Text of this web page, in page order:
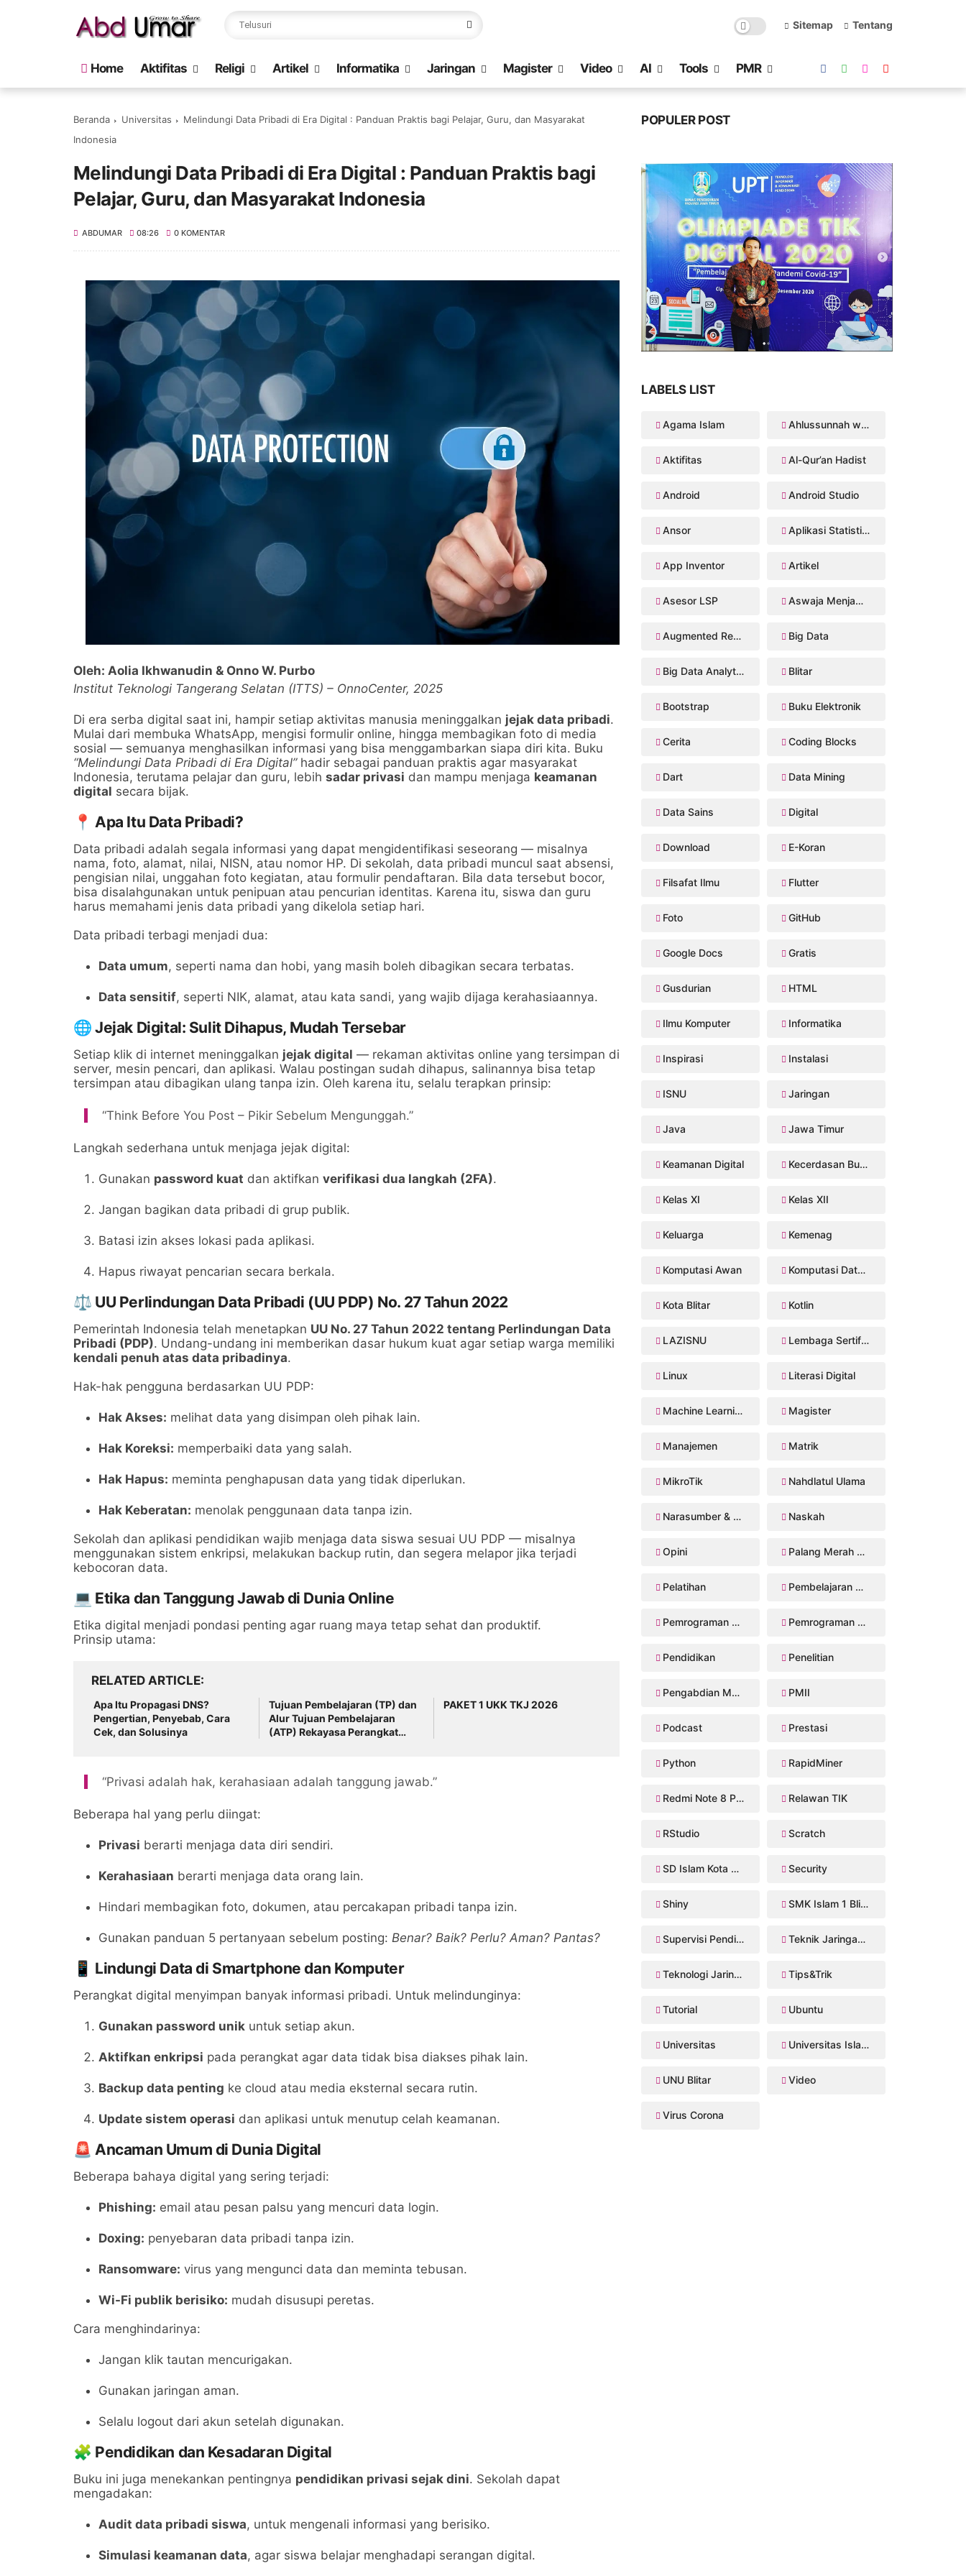
Sitemap Tentang
Home Aktifitas Religi Artikel Informatika Jaringan Magister Video AI Tools PMR
Beranda Universitas
Melindungi Data Pribadi di Era Digital : Panduan Praktis bagi Pelajar, Guru, dan Masyarakat
Indonesia
Melindungi Data Pribadi di Era Digital : Panduan Praktis bagi
Pelajar, Guru, dan Masyarakat Indonesia
ABDUMAR 08:26 0 KOMENTAR
Oleh: Aolia Ikhwanudin & Onno W. Purbo
Institut Teknologi Tangerang Selatan (ITTS) – OnnoCenter, 2025
Di era serba digital saat ini, hampir setiap aktivitas manusia meninggalkan jejak data pribadi.
Mulai dari membuka WhatsApp, mengisi formulir online, hingga membagikan foto di media
sosial — semuanya menghasilkan informasi yang bisa menggambarkan siapa diri kita. Buku
“Melindungi Data Pribadi di Era Digital”hadir sebagai panduan praktis agar masyarakat
Indonesia, terutama pelajar dan guru, lebih sadar privasi dan mampu menjaga keamanan
digital secara bijak.
📍 Apa Itu Data Pribadi?
Data pribadi adalah segala informasi yang dapat mengidentifikasi seseorang — misalnya
nama, foto, alamat, nilai, NISN, atau nomor HP. Di sekolah, data pribadi muncul saat absensi,
pengisian nilai, unggahan foto kegiatan, atau formulir pendaftaran. Bila data tersebut bocor,
bisa disalahgunakan untuk penipuan atau pencurian identitas. Karena itu, siswa dan guru
harus memahami jenis data pribadi yang dikelola setiap hari.
Data pribadi terbagi menjadi dua:
Data umum, seperti nama dan hobi, yang masih boleh dibagikan secara terbatas.
Data sensitif, seperti NIK, alamat, atau kata sandi, yang wajib dijaga kerahasiaannya.
🌐 Jejak Digital: Sulit Dihapus, Mudah Tersebar
Setiap klik di internet meninggalkan jejak digital — rekaman aktivitas online yang tersimpan di
server, mesin pencari, dan aplikasi. Walau postingan sudah dihapus, salinannya bisa tetap
tersimpan atau dibagikan ulang tanpa izin. Oleh karena itu, selalu terapkan prinsip:
“Think Before You Post – Pikir Sebelum Mengunggah.”
Langkah sederhana untuk menjaga jejak digital:
Gunakan password kuat dan aktifkan verifikasi dua langkah (2FA).
Jangan bagikan data pribadi di grup publik.
Batasi izin akses lokasi pada aplikasi.
Hapus riwayat pencarian secara berkala.
⚖️ UU Perlindungan Data Pribadi (UU PDP) No. 27 Tahun 2022
Pemerintah Indonesia telah menetapkan UU No. 27 Tahun 2022 tentang Perlindungan Data
Pribadi (PDP). Undang-undang ini memberikan dasar hukum kuat agar setiap warga memiliki
kendali penuh atas data pribadinya.
Hak-hak pengguna berdasarkan UU PDP:
Hak Akses: melihat data yang disimpan oleh pihak lain.
Hak Koreksi: memperbaiki data yang salah.
Hak Hapus: meminta penghapusan data yang tidak diperlukan.
Hak Keberatan: menolak penggunaan data tanpa izin.
Sekolah dan aplikasi pendidikan wajib menjaga data siswa sesuai UU PDP — misalnya
menggunakan sistem enkripsi, melakukan backup rutin, dan segera melapor jika terjadi
kebocoran data.
💻 Etika dan Tanggung Jawab di Dunia Online
Etika digital menjadi pondasi penting agar ruang maya tetap sehat dan produktif.
Prinsip utama:
RELATED ARTICLE
Apa Itu Propagasi DNS?
Pengertian, Penyebab, Cara
Cek, dan Solusinya
Tujuan Pembelajaran (TP) dan
Alur Tujuan Pembelajaran
(ATP) Rekayasa Perangkat
PAKET 1 UKK TKJ 2026
“Privasi adalah hak, kerahasiaan adalah tanggung jawab.”
Beberapa hal yang perlu diingat:
Privasi berarti menjaga data diri sendiri.
Kerahasiaan berarti menjaga data orang lain.
Hindari membagikan foto, dokumen, atau percakapan pribadi tanpa izin.
Gunakan panduan 5 pertanyaan sebelum posting: Benar? Baik? Perlu? Aman? Pantas?
📱 Lindungi Data di Smartphone dan Komputer
Perangkat digital menyimpan banyak informasi pribadi. Untuk melindunginya:
Gunakan password unik untuk setiap akun.
Aktifkan enkripsi pada perangkat agar data tidak bisa diakses pihak lain.
Backup data penting ke cloud atau media eksternal secara rutin.
Update sistem operasi dan aplikasi untuk menutup celah keamanan.
🚨 Ancaman Umum di Dunia Digital
Beberapa bahaya digital yang sering terjadi:
Phishing: email atau pesan palsu yang mencuri data login.
Doxing: penyebaran data pribadi tanpa izin.
Ransomware: virus yang mengunci data dan meminta tebusan.
Wi-Fi publik berisiko: mudah disusupi peretas.
Cara menghindarinya:
Jangan klik tautan mencurigakan.
Gunakan jaringan aman.
Selalu logout dari akun setelah digunakan.
🧩 Pendidikan dan Kesadaran Digital
Buku ini juga menekankan pentingnya pendidikan privasi sejak dini. Sekolah dapat
mengadakan:
Audit data pribadi siswa, untuk mengenali informasi yang berisiko.
Simulasi keamanan data, agar siswa belajar menghadapi serangan digital.
POPULER POST
LABELS LIST
Agama Islam Ahlussunnah wal Jama'ah
Aktifitas Al-Qur’an Hadist
Android Android Studio
Ansor Aplikasi Statistika Bayesian
App Inventor Artikel
Asesor LSP Aswaja Menjawab
Augmented Reality Big Data
Big Data Analytics Blitar
Bootstrap Buku Elektronik
Cerita Coding Blocks
Dart Data Mining
Data Sains Digital
Download E-Koran
Filsafat Ilmu Flutter
Foto GitHub
Google Docs Gratis
Gusdurian HTML
Ilmu Komputer Informatika
Inspirasi Instalasi
ISNU Jaringan
Java Jawa Timur
Keamanan Digital Kecerdasan Buatan
Kelas XI Kelas XII
Keluarga Kemenag
Komputasi Awan Komputasi Data Sains
Kota Blitar Kotlin
LAZISNU Lembaga Sertifikasi Profesi
Linux Literasi Digital
Machine Learning Magister
Manajemen Matrik
MikroTik Nahdlatul Ulama
Narasumber & Trainer Naskah
Opini Palang Merah Remaja
Pelatihan Pembelajaran Mendalam
Pemrograman Perangkat Bergerak Pemrograman Web
Pendidikan Penelitian
Pengabdian Masyarakat PMII
Podcast Prestasi
Python RapidMiner
Redmi Note 8 Pro Relawan TIK
RStudio Scratch
SD Islam Kota Blitar Security
Shiny SMK Islam 1 Blitar
Supervisi Pendidikan Teknik Jaringan Komputer dan Telekomunikasi
Teknologi Jaringan Kabel dan Nirkabel Tips&Trik
Tutorial Ubuntu
Universitas Universitas Islam Balitar
UNU Blitar Video
Virus Corona